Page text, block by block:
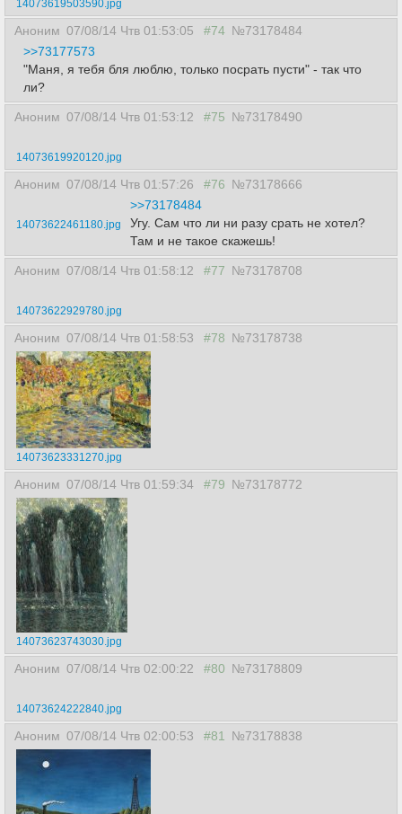
14073619503590.jpg
Аноним 07/08/14 Чтв 01:53:05 #74 №73178484
>>73177573
"Маня, я тебя бля люблю, только посрать пусти" - так что
ли?
Аноним 07/08/14 Чтв 01:53:12 #75 №73178490
14073619920120.jpg
14073622461180.jpg
>>73178484
Угу. Сам что ли ни разу срать не хотел?
Там и не такое скажешь!
Аноним 07/08/14 Чтв 01:58:12 #77 №73178708
14073622929780.jpg
Аноним 07/08/14 Чтв 01:58:53
14073623331270.jpg
Аноним 07/08/14 Чтв 01:59:34